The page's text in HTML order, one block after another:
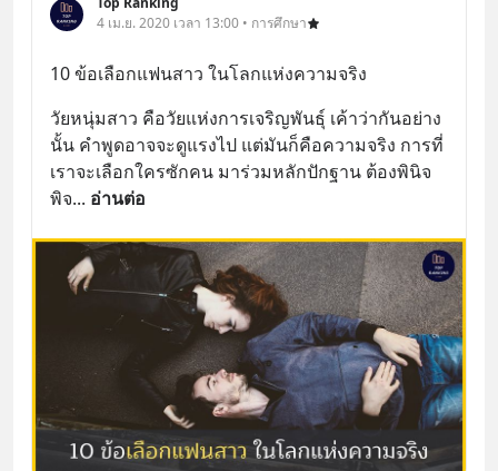
4 เม.ย. 2020 เวลา 13:00 • การศึกษา
10 ข้อเลือกแฟนสาว ในโลกแห่งความจริง
วัยหนุ่มสาว คือวัยแห่งการเจริญพันธุ์ เค้าว่ากันอย่าง
นั้น คำพูดอาจจะดูแรงไป แต่มันก็คือความจริง การที่
เราจะเลือกใครซักคน มาร่วมหลักปักฐาน ต้องพินิจ
พิจ... อ่านต่อ